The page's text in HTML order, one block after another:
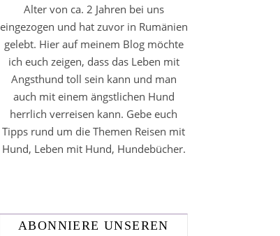
Alter von ca. 2 Jahren bei uns
eingezogen und hat zuvor in Rumänien
gelebt. Hier auf meinem Blog möchte
ich euch zeigen, dass das Leben mit
Angsthund toll sein kann und man
auch mit einem ängstlichen Hund
herrlich verreisen kann. Gebe euch
Tipps rund um die Themen Reisen mit
Hund, Leben mit Hund, Hundebücher.
ABONNIERE UNSEREN